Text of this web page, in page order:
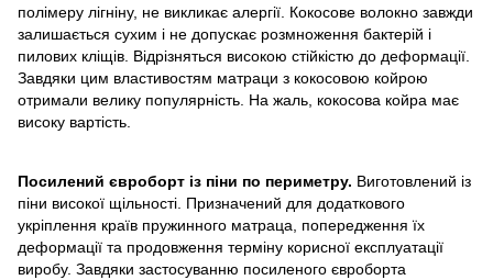
полімеру лігніну, не викликає алергії. Кокосове волокно завжди
залишається сухим і не допускає розмноження бактерій і
пилових кліщів. Відрізняться високою стійкістю до деформації.
Завдяки цим властивостям матраци з кокосовою койрою
отримали велику популярність. На жаль, кокосова койра має
високу вартість.
Посилений євроборт із піни по периметру. Виготовлений із
піни високої щільності. Призначений для додаткового
укріплення країв пружинного матраца, попередження їх
деформації та продовження терміну корисної експлуатації
виробу. Завдяки застосуванню посиленого євроборта